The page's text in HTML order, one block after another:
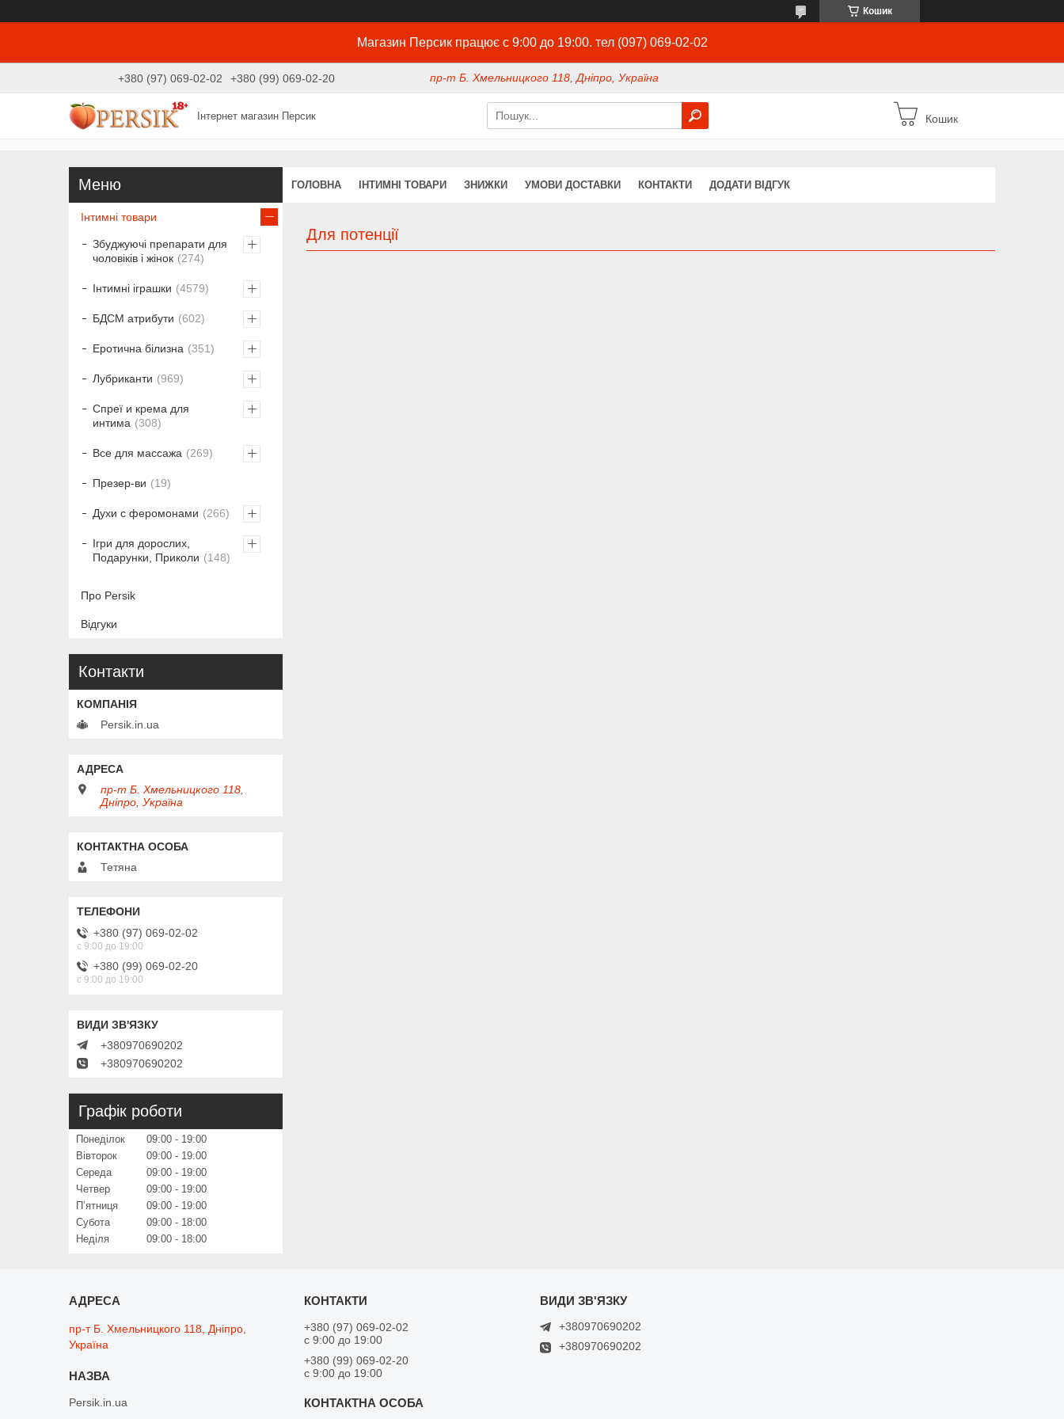
Кошик
Магазин Персик працює с 9:00 до 19:00. тел (097) 069-02-02
+380 (97) 069-02-02 +380 (99) 069-02-20 пр-т Б. Хмельницкого 118, Дніпро, Україна
Інтернет магазин Персик Кошик
ГОЛОВНА ІНТИМНІ ТОВАРИ ЗНИЖКИ УМОВИ ДОСТАВКИ КОНТАКТИ ДОДАТИ ВІДГУК
Для потенції
Інтимні товари
Збуджуючі препарати для
чоловіків і жінок
274
Інтимні іграшки 4579
БДСМ атрибути 602
Еротична білизна 351
Лубриканти 969
Спреї и крема для
интима
308
Все для массажа 269
Презер-ви 19
Духи с феромонами 266
Ігри для дорослих,
Подарунки, Приколи
148
Про Persik
Відгуки
Контакти
Persik.in.ua
пр-т Б. Хмельницкого 118,
Дніпро, Україна
Тетяна
+380 (97) 069-02-02
с 9:00 до 19:00
+380 (99) 069-02-20
с 9:00 до 19:00
+380970690202
+380970690202
Графік роботи
Понеділок 09:00
19:00
Вівторок
09:00
19:00
Середа
09:00
19:00
Четвер
09:00
19:00
Пʼятниця
09:00
19:00
Субота
09:00
18:00
Неділя
09:00 18:00
пр-т Б. Хмельницкого 118, Дніпро,
Україна
Persik.in.ua
+380 (97) 069-02-02
с 9:00 до 19:00
+380 (99) 069-02-20
с 9:00 до 19:00
+380970690202
+380970690202